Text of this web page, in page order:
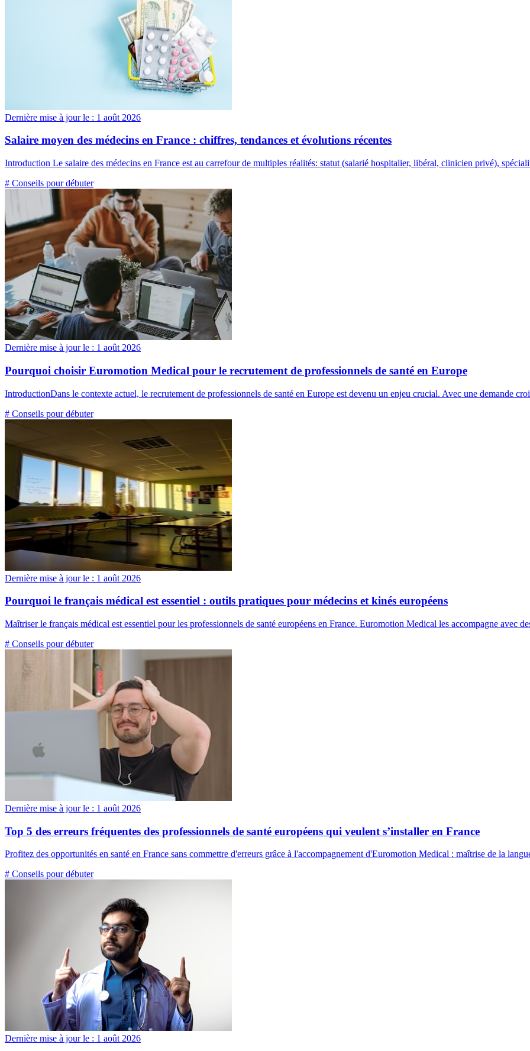
Dernière mise à jour le : 1 août 2026
Salaire moyen des médecins en France : chiffres, tendances et évolutions récentes
Introduction Le salaire des médecins en France est au carrefour de multiples réalités: statut (salarié hospitalier, libéral, clinicien privé),
# Conseils pour débuter
Dernière mise à jour le : 1 août 2026
Pourquoi choisir Euromotion Medical pour le recrutement de professionnels de santé en Europe
IntroductionDans le contexte actuel, le recrutement de professionnels de santé en Europe est devenu un enjeu crucial. Avec une demande
# Conseils pour débuter
Dernière mise à jour le : 1 août 2026
Pourquoi le français médical est essentiel : outils pratiques pour médecins et kinés européens
Maîtriser le français médical est essentiel pour les professionnels de santé européens en France. Euromotion Medical les accompagne avec
# Conseils pour débuter
Dernière mise à jour le : 1 août 2026
Top 5 des erreurs fréquentes des professionnels de santé européens qui veulent s’installer en France
Profitez des opportunités en santé en France sans commettre d'erreurs grâce à l'accompagnement d'Euromotion Medical : maîtrise de la
# Conseils pour débuter
Dernière mise à jour le : 1 août 2026